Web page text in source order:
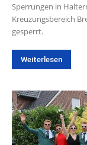
Sperrungen in
Kreuzungsbereich
gesperrt.
Weiterlesen